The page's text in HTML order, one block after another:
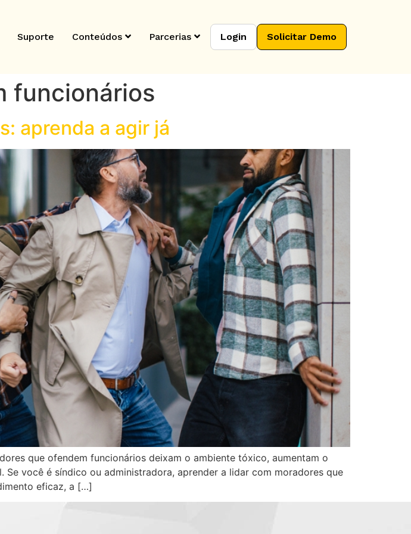
Suporte Conteúdos Parcerias Login Solicitar Demo
funcionários
aprenda a agir já
que ofendem funcionários deixam o ambiente tóxico, aumentam o
você é síndico ou administradora, aprender a lidar com moradores que
eficaz, a […]